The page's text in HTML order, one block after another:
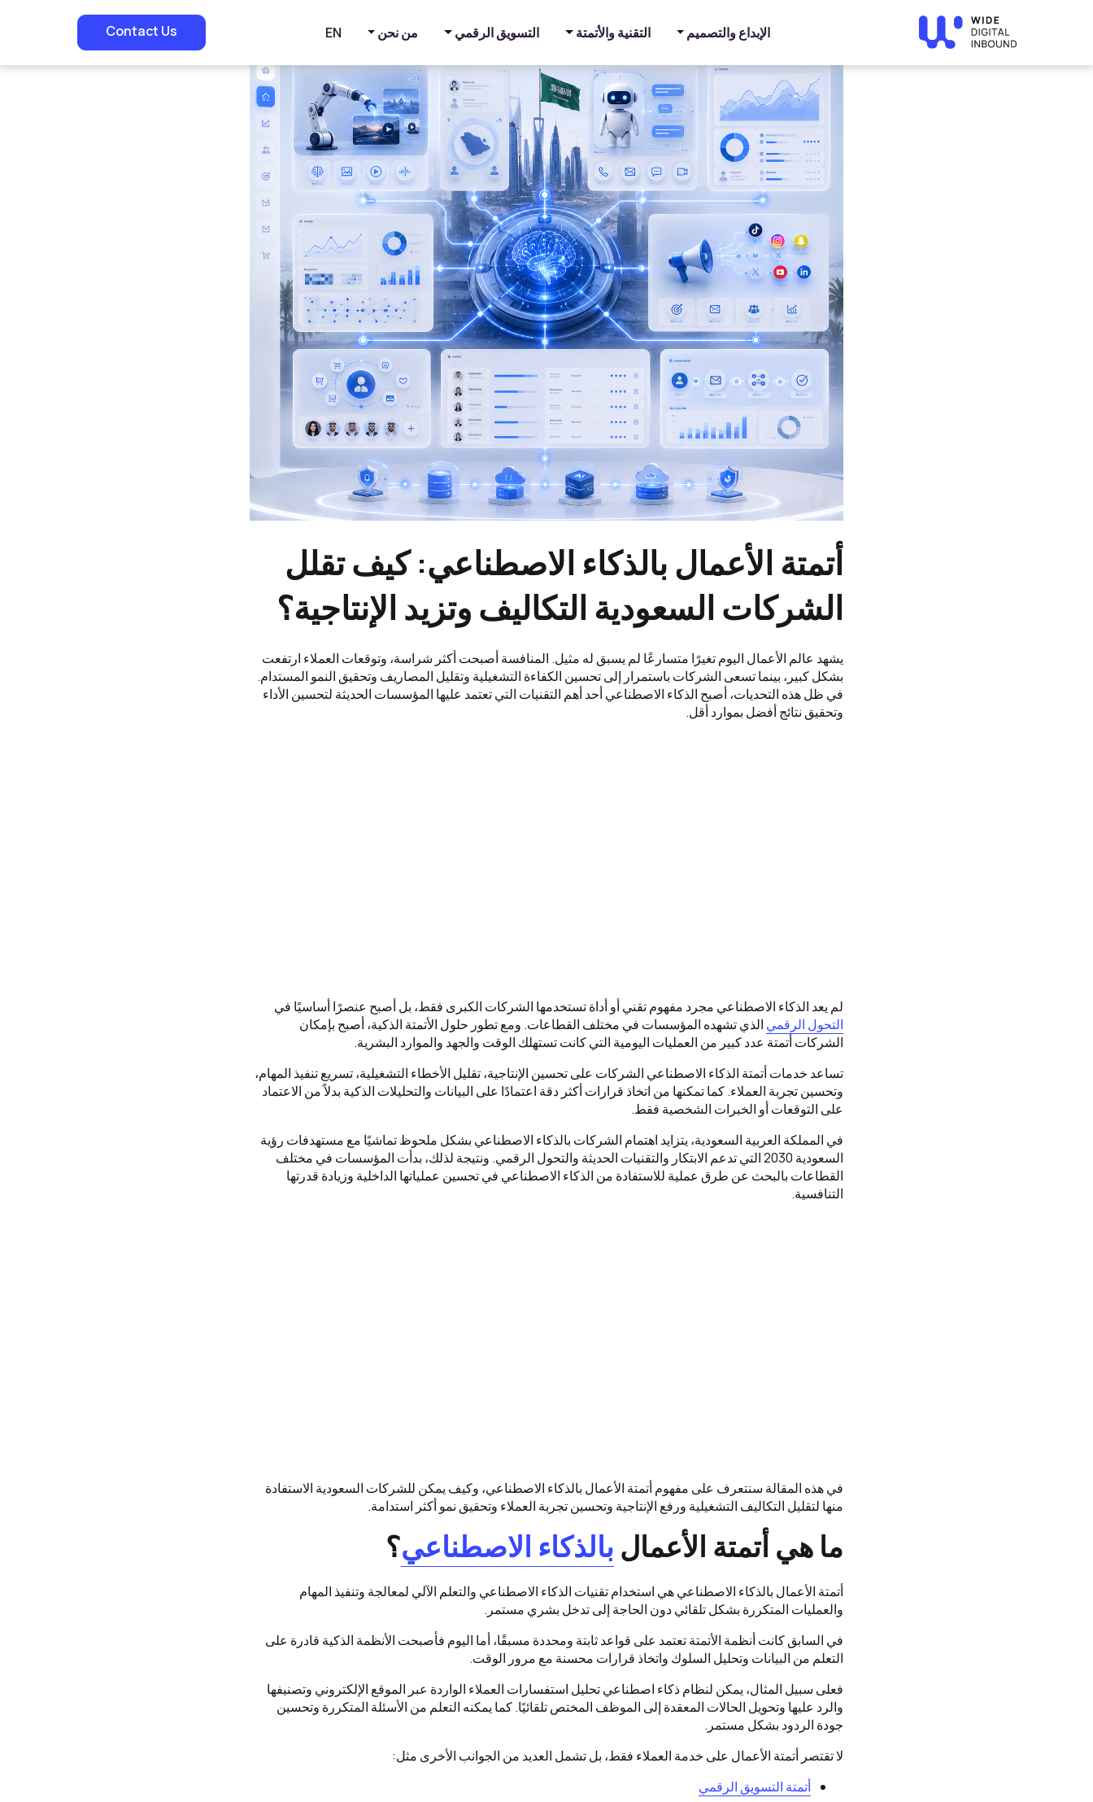
الإبداع والتصميم التقنية والأتمتة التسويق الرقمي من نحن EN
Contact Us Home» Blog
» أتمتة الأعمال بالذكاء الاصطناعي: كيف تقلل الشركات السعودية التكاليف وتزيد الإنتاجية؟
أتمتة الأعمال بالذكاء الاصطناعي: كيف تقلل
الشركات السعودية التكاليف وتزيد الإنتاجية؟
يشهد عالم الأعمال اليوم تغيرًا متسارعًا لم يسبق له مثيل. المنافسة أصبحت أكثر شراسة، وتوقعات العملاء ارتفعت
بشكل كبير، بينما تسعى الشركات باستمرار إلى تحسين الكفاءة التشغيلية وتقليل المصاريف وتحقيق النمو المستدام.
في ظل هذه التحديات، أصبح الذكاء الاصطناعي أحد أهم التقنيات التي تعتمد عليها المؤسسات الحديثة لتحسين الأداء
وتحقيق نتائج أفضل بموارد أقل.
لم يعد الذكاء الاصطناعي مجرد مفهوم تقني أو أداة تستخدمها الشركات الكبرى فقط، بل أصبح عنصرًا أساسيًا في
التحول الرقمي الذي تشهده المؤسسات في مختلف القطاعات. ومع تطور حلول الأتمتة الذكية، أصبح بإمكان
الشركات أتمتة عدد كبير من العمليات اليومية التي كانت تستهلك الوقت والجهد والموارد البشرية.
تساعد خدمات أتمتة الذكاء الاصطناعي الشركات على تحسين الإنتاجية، تقليل الأخطاء التشغيلية، تسريع تنفيذ المهام،
وتحسين تجربة العملاء. كما تمكنها من اتخاذ قرارات أكثر دقة اعتمادًا على البيانات والتحليلات الذكية بدلاً من الاعتماد
على التوقعات أو الخبرات الشخصية فقط.
في المملكة العربية السعودية، يتزايد اهتمام الشركات بالذكاء الاصطناعي بشكل ملحوظ تماشيًا مع مستهدفات رؤية
السعودية 2030 التي تدعم الابتكار والتقنيات الحديثة والتحول الرقمي. ونتيجة لذلك، بدأت المؤسسات في مختلف
القطاعات بالبحث عن طرق عملية للاستفادة من الذكاء الاصطناعي في تحسين عملياتها الداخلية وزيادة قدرتها
التنافسية.
في هذه المقالة سنتعرف على مفهوم أتمتة الأعمال بالذكاء الاصطناعي، وكيف يمكن للشركات السعودية الاستفادة
منها لتقليل التكاليف التشغيلية ورفع الإنتاجية وتحسين تجربة العملاء وتحقيق نمو أكثر استدامة.
ما هي أتمتة الأعمال بالذكاء الاصطناعي؟
أتمتة الأعمال بالذكاء الاصطناعي هي استخدام تقنيات الذكاء الاصطناعي والتعلم الآلي لمعالجة وتنفيذ المهام
والعمليات المتكررة بشكل تلقائي دون الحاجة إلى تدخل بشري مستمر.
في السابق كانت أنظمة الأتمتة تعتمد على قواعد ثابتة ومحددة مسبقًا، أما اليوم فأصبحت الأنظمة الذكية قادرة على
التعلم من البيانات وتحليل السلوك واتخاذ قرارات محسنة مع مرور الوقت.
فعلى سبيل المثال، يمكن لنظام ذكاء اصطناعي تحليل استفسارات العملاء الواردة عبر الموقع الإلكتروني وتصنيفها
والرد عليها وتحويل الحالات المعقدة إلى الموظف المختص تلقائيًا. كما يمكنه التعلم من الأسئلة المتكررة وتحسين
جودة الردود بشكل مستمر.
لا تقتصر أتمتة الأعمال على خدمة العملاء فقط، بل تشمل العديد من الجوانب الأخرى مثل:
أتمتة التسويق الرقمي